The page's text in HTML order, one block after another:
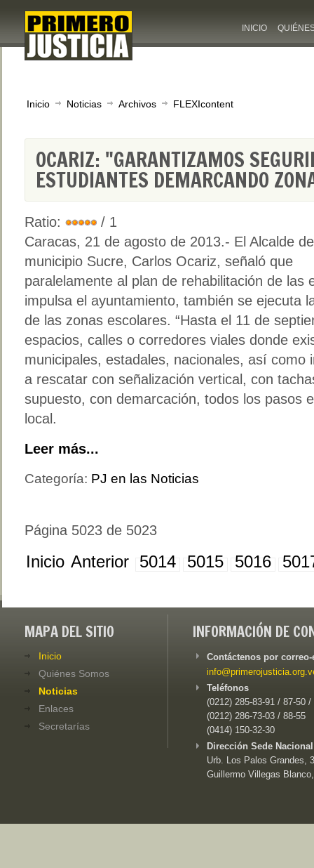
INICIO
Inicio Noticias Archivos FLEXIcontent
OCARIZ: "GARANTIZAMOS
ESTUDIANTES DEMARCANDO
Ratio:
/ 1
Caracas, 21 de agosto de 2013.- El Alcalde
municipio Sucre, Carlos Ocariz, señaló que
paralelamente al plan de rehabilitación de las
impulsa el ayuntamiento, también se ejecuta
de las zonas escolares. “Hasta el 11 de
espacios, calles o corredores viales donde
municipales, estadales, nacionales, así como
a rescatar con señalización vertical, con
supuesto, con demarcación, todos los pasos
local.
Leer más...
Categoría: PJ en las Noticias
Página 5023 de 5023
Inicio Anterior 5014 5015 5016
MAPA DEL SITIO
Inicio
Quiénes Somos
Noticias
Enlaces
Secretarías
INFORMACIÓN DE
Contáctenos por
Teléfonos
(0212) 285-83-91 / 87-50 /
(0212) 286-73-03 / 88-55
(0414) 150-32-30
Dirección Sede
Urb. Los Palos Grandes,
Guillermo Villegas